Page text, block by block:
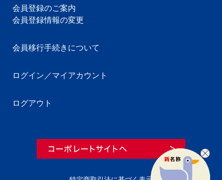
会員登録のご案内
会員登録情報の変更
会員移行手続きについて
ログイン／マイアカウント
ログアウト